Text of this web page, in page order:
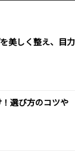
美しく整え、目力
選び方のコツや